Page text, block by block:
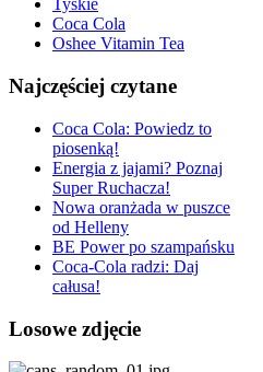
Tyskie
Coca Cola
Oshee Vitamin Tea
Najczęściej czytane
Coca Cola: Powiedz to
piosenką!
Energia z jajami? Poznaj
Super Ruchacza!
Nowa oranżada w puszce
od Helleny
BE Power po szampańsku
Coca-Cola radzi: Daj
całusa!
Losowe zdjęcie